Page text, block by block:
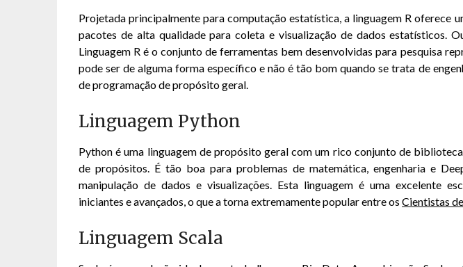
Projetada principalmente para computação estatística, a linguagem R oferece
pacotes de alta qualidade para coleta e visualização de dados estatísticos.
Linguagem R é o conjunto de ferramentas bem desenvolvidas para pesquisa
pode ser de alguma forma específico e não é tão bom quando se trata de
de programação de propósito geral.
Linguagem Python
Python é uma linguagem de propósito geral com um rico conjunto de
de propósitos. É tão boa para problemas de matemática, engenharia e
manipulação de dados e visualizações. Esta linguagem é uma excelente
iniciantes e avançados, o que a torna extremamente popular entre osCientistas
Linguagem Scala